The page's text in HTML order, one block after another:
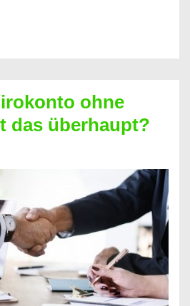
ohne
das überhaupt?